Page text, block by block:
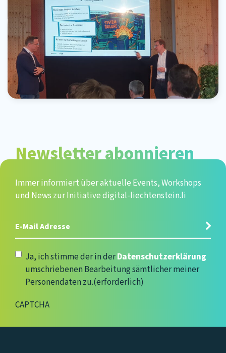
Newsletter abonnieren
Immer informiert über aktuelle Events, Workshops
und News zur Initiative digital-liechtenstein.li
E-
Datenschutzerklärung(erforderlich)
Ja, ich stimme der in derDatenschutzerklärung
umschriebenen Bearbeitung sämtlicher meiner
Personendaten zu.(erforderlich)
CAPTCHA